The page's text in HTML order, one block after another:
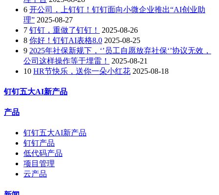
6 开公司，上钉钉！钉钉面向小微企业推出“AI创业助
理” 2025-08-27
7 钉钉，重做了钉钉！
2025-08-26
8 你好！钉钉AI表格8.0 2025-08-25
9 2025年社保新规下，‘’员工自愿放弃社保‘’协议无效，
公司这样操作等于埋雷！
2025-08-21
10 HR节快乐，送你一朵小红花 2025-08-18
钉钉五大AI新产品
产品
钉钉五大AI新产品
钉钉产品
低代码产品
项目管理
云产品